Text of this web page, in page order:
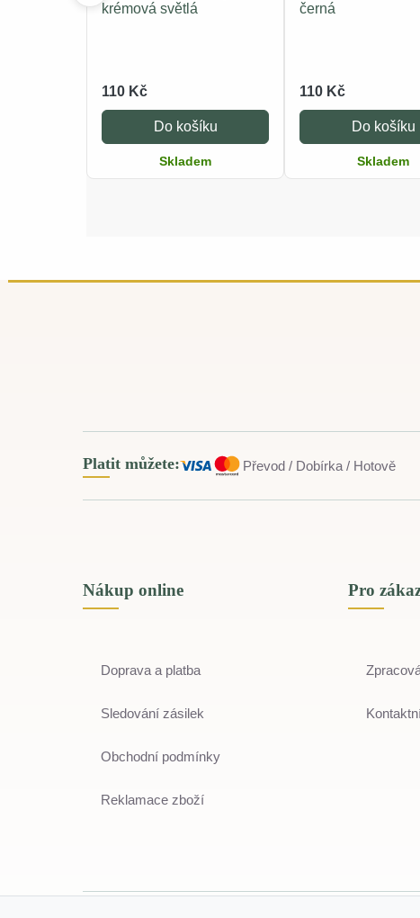
krémová světlá
110 Kč
Do košíku
Skladem
černá
110 Kč
Do košíku
Skladem
Platit můžete: Převod / Dobírka / Hotově
Nákup online
Doprava a platba
Sledování zásilek
Obchodní podmínky
Reklamace zboží
Pro